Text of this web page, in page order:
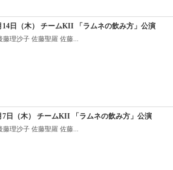
14日（木） チームKII 「ラムネの飲み方」公演
藤理沙子 佐藤聖羅 佐藤...
7日（木） チームKII 「ラムネの飲み方」公演
藤理沙子 佐藤聖羅 佐藤...